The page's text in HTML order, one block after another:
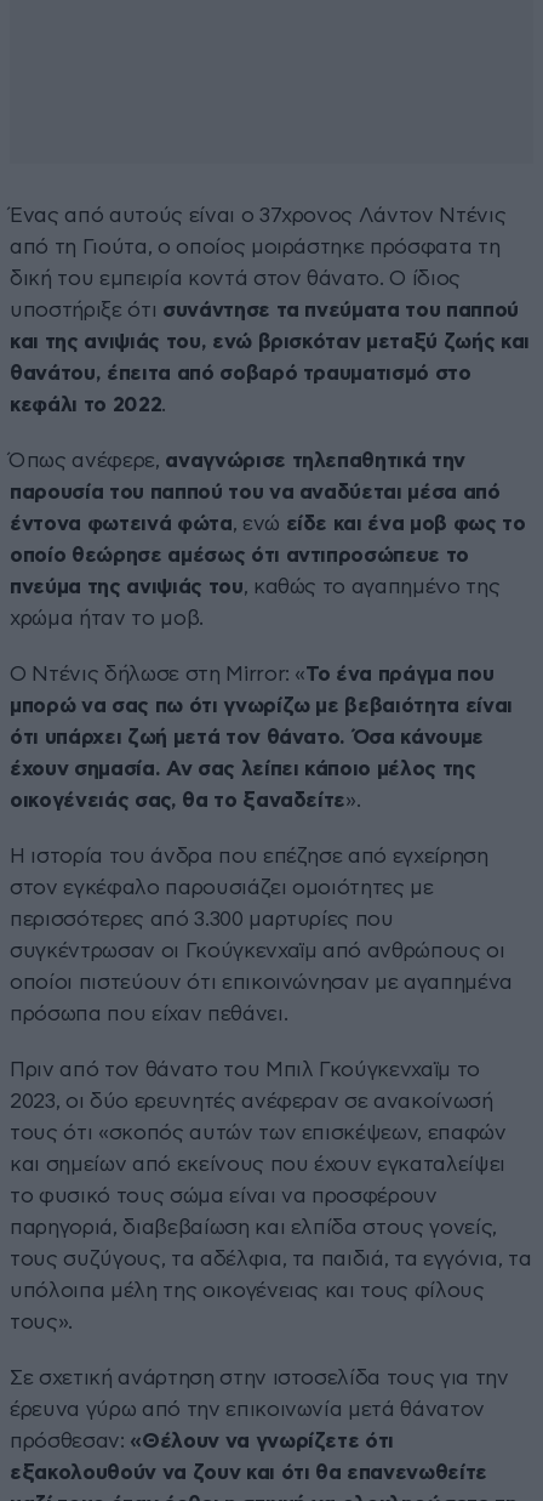
Ένας από αυτούς είναι ο 37χρονος Λάντον Ντένις
από τη Γιούτα, ο οποίος μοιράστηκε πρόσφατα τη
δική του εμπειρία κοντά στον θάνατο. Ο ίδιος
υποστήριξε ότι συνάντησε τα πνεύματα του παππού
και της ανιψιάς του, ενώ βρισκόταν μεταξύ ζωής και
θανάτου, έπειτα από σοβαρό τραυματισμό στο
κεφάλι το 2022.
Όπως ανέφερε, αναγνώρισε τηλεπαθητικά την
παρουσία του παππού του να αναδύεται μέσα από
έντονα φωτεινά φώτα, ενώ είδε και ένα μοβ φως το
οποίο θεώρησε αμέσως ότι αντιπροσώπευε το
πνεύμα της ανιψιάς του, καθώς το αγαπημένο της
χρώμα ήταν το μοβ.
Ο Ντένις δήλωσε στη Mirror: «Το ένα πράγμα που
μπορώ να σας πω ότι γνωρίζω με βεβαιότητα είναι
ότι υπάρχει ζωή μετά τον θάνατο. Όσα κάνουμε
έχουν σημασία. Αν σας λείπει κάποιο μέλος της
οικογένειάς σας, θα το ξαναδείτε».
Η ιστορία του άνδρα που επέζησε από εγχείρηση
στον εγκέφαλο παρουσιάζει ομοιότητες με
περισσότερες από 3.300 μαρτυρίες που
συγκέντρωσαν οι Γκούγκενχαϊμ από ανθρώπους οι
οποίοι πιστεύουν ότι επικοινώνησαν με αγαπημένα
πρόσωπα που είχαν πεθάνει.
Πριν από τον θάνατο του Μπιλ Γκούγκενχαϊμ το
2023, οι δύο ερευνητές ανέφεραν σε ανακοίνωσή
τους ότι «σκοπός αυτών των επισκέψεων, επαφών
και σημείων από εκείνους που έχουν εγκαταλείψει
το φυσικό τους σώμα είναι να προσφέρουν
παρηγοριά, διαβεβαίωση και ελπίδα στους γονείς,
τους συζύγους, τα αδέλφια, τα παιδιά, τα εγγόνια, τα
υπόλοιπα μέλη της οικογένειας και τους φίλους
τους».
Σε σχετική ανάρτηση στην ιστοσελίδα τους για την
έρευνα γύρω από την επικοινωνία μετά θάνατον
πρόσθεσαν: «Θέλουν να γνωρίζετε ότι
εξακολουθούν να ζουν και ότι θα επανενωθείτε